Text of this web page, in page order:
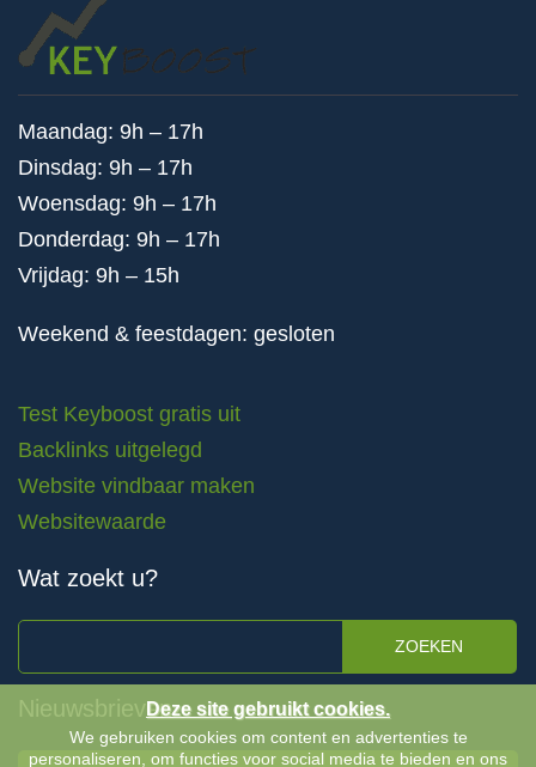
Maandag: 9h – 17h
Dinsdag: 9h – 17h
Woensdag: 9h – 17h
Donderdag: 9h – 17h
Vrijdag: 9h – 15h
Weekend & feestdagen: gesloten
Test Keyboost gratis uit
Backlinks uitgelegd
Website vindbaar maken
Websitewaarde
Wat zoekt u?
ZOEKEN
NieuwsbrievenDeze site gebruikt cookies.
We gebruiken cookies om content en advertenties te
personaliseren, om functies voor social media te bieden en ons